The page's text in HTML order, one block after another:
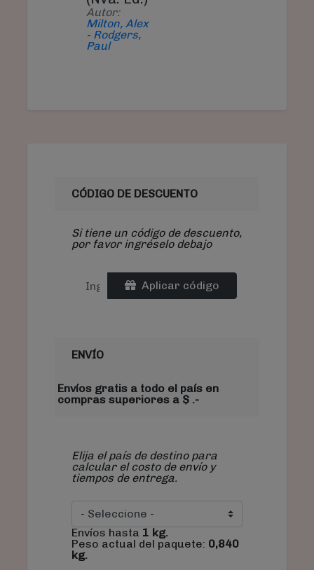
Autor:
Milton, Alex
- Rodgers,
Paul
CÓDIGO DE DESCUENTO
Si tiene un código de descuento,
por favor ingréselo debajo
Aplicar código
ENVÍO
Envíos gratis a todo el país en
compras superiores a $ .-
Elija el país de destino para
calcular el costo de envío y
tiempos de entrega.
Envíos hasta 1 kg.
Peso actual del paquete: 0,840
kg.